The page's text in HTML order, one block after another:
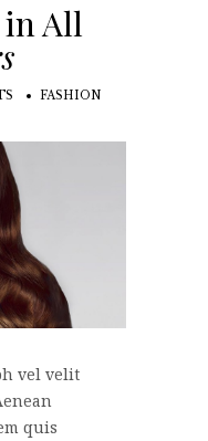
in All
FASHION
vel velit
quis